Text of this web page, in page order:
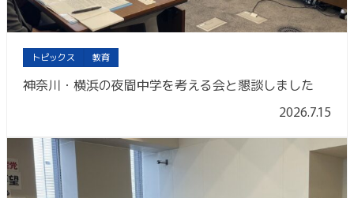
トピックス 教育
神奈川・横浜の夜間中学を考える会と懇談しました
2026.7.15